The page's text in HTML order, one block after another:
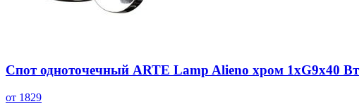
Спот одноточечный ARTE Lamp Alieno хром 1хG9х40 Вт
от 1829